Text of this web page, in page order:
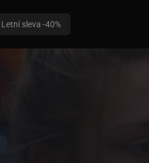
Letní sleva -40%